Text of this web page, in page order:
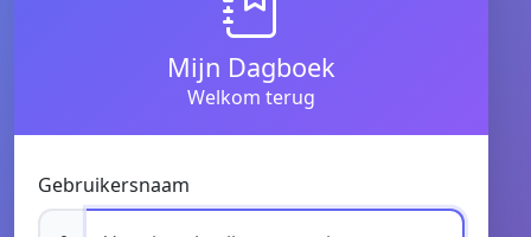
Mijn Dagboek
Welkom terug
Gebruikersnaam